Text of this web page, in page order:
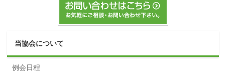
当協会について
例会日程